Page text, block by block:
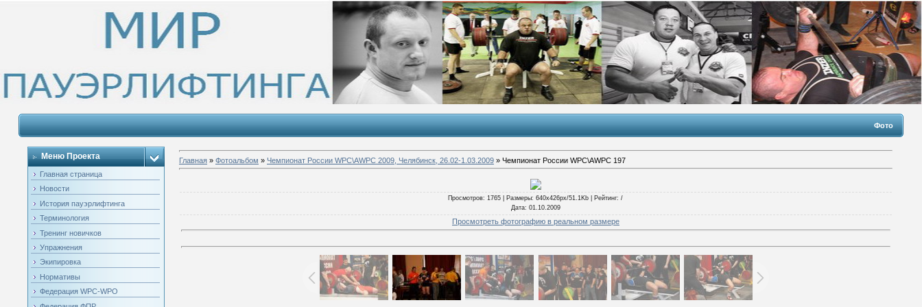
Фото
Меню Проекта
Главная страница
Новости
История пауэрлифтинга
Терминология
Тренинг новичков
Упражнения
Экипировка
Нормативы
Федерация WPC-WPO
Главная» Фотоальбом » Чемпионат России WPC\AWPC 2009, Челябинск, 26.02-1.03.2009» Чемпионат России WPC\AWPC 197
Просмотров: 1765 | Размеры: 640x426px/51.1Kb | Рейтинг: /
Дата: 01.10.2009
Просмотреть фотографию в реальном размере